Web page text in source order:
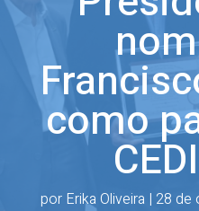
como
por Erika Oliveira | 28 de